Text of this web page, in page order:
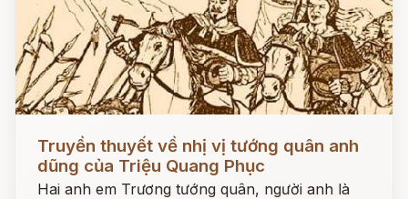
Đọc ngay
Truyền thuyết về nhị vị tướng quân anh
dũng của Triệu Quang Phục
Hai anh em Trương tướng quân, người anh là